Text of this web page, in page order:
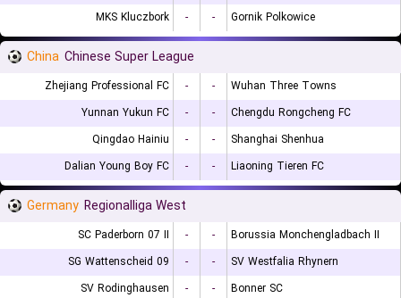
MKS Kluczbork
- - Gornik Polkowice
China Chinese Super League
Zhejiang Professional FC - -
Wuhan Three Towns
Yunnan Yukun FC
- -
Chengdu Rongcheng FC
Qingdao Hainiu
- -
Shanghai Shenhua
Dalian Young Boy FC
- - Liaoning Tieren FC
Germany Regionalliga West
SC Paderborn 07 II - -
Borussia Monchengladbach II
SG Wattenscheid 09
- -
SV Westfalia Rhynern
SV Rodinghausen
- -
Bonner SC